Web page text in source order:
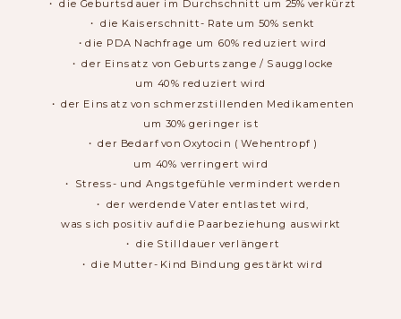
・ die Geburtsdauer im Durchschnitt um 25% verkürzt
・ die Kaiserschnitt- Rate um 50% senkt
・die PDA Nachfrage um 60% reduziert wird
・ der Einsatz von Geburtszange / Saugglocke
um 40% reduziert wird
・ der Einsatz von schmerzstillenden Medikamenten
um 30% geringer ist
・ der Bedarf von Oxytocin ( Wehentropf )
um 40% verringert wird
・ Stress- und Angstgefühle vermindert werden
・ der werdende Vater entlastet wird,
was sich positiv auf die Paarbeziehung auswirkt
・ die Stilldauer verlängert
・ die Mutter- Kind Bindung gestärkt wird